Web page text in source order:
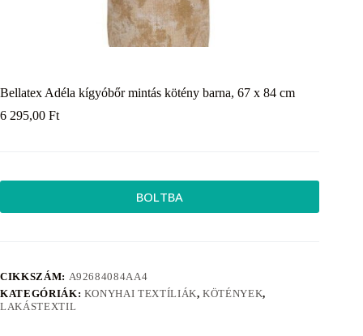
Bellatex Adéla kígyóbőr mintás kötény barna, 67 x 84 cm
6 295,00 Ft
BOLTBA
CIKKSZÁM: A92684084AA4
KATEGÓRIÁK: KONYHAI TEXTÍLIÁK,KÖTÉNYEK,
LAKÁSTEXTIL